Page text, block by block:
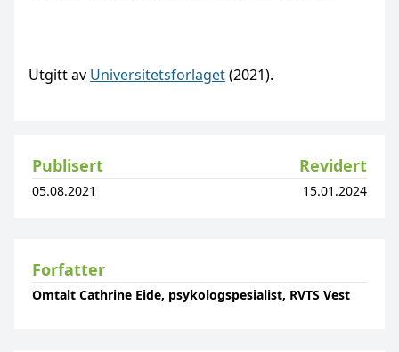
Utgitt av Universitetsforlaget(2021).
Publisert Revidert
05.08.2021 15.01.2024
Forfatter
Omtalt Cathrine Eide, psykologspesialist, RVTS Vest